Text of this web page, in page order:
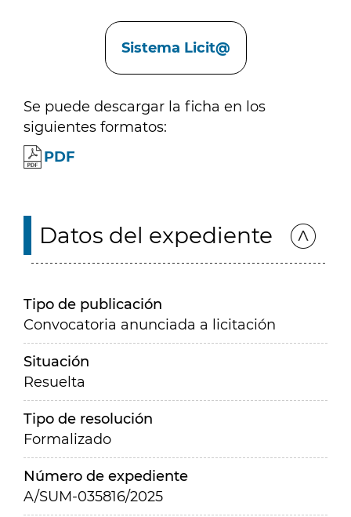
Sistema Licit@
Se puede descargar la ficha en los
siguientes formatos:
PDF
Datos del expediente
Tipo de publicación
Convocatoria anunciada a licitación
Situación
Resuelta
Tipo de resolución
Formalizado
Número de expediente
A/SUM-035816/2025